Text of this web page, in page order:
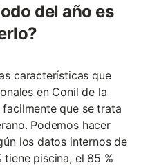
del año es
características que
en Conil de la
que se trata
Podemos hacer
los datos internos de
tiene piscina, el 85 %